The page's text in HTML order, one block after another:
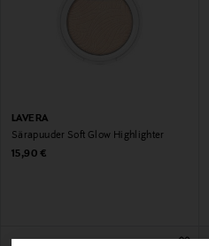
LAVERA
Särapuuder Soft Glow Highlighter
Original Price
15,90 €